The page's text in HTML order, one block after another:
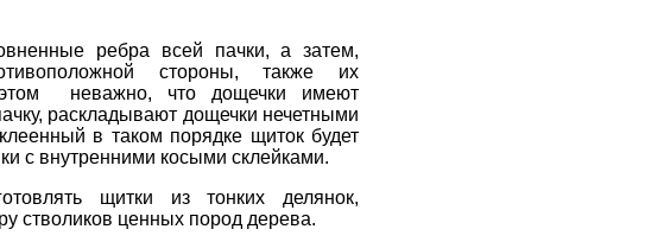
ребра всей пачки, а затем,
стороны, также их
неважно, что дощечки имеют
раскладывают дощечки нечетными
в таком порядке щиток будет
с внутренними косыми склейками.
щитки из тонких делянок,
стволиков ценных пород дерева.